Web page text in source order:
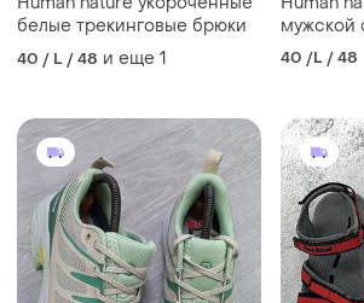
белые трекинговые брюки
40 / L / 48 и еще 1
мужской
20
40 /L / 48